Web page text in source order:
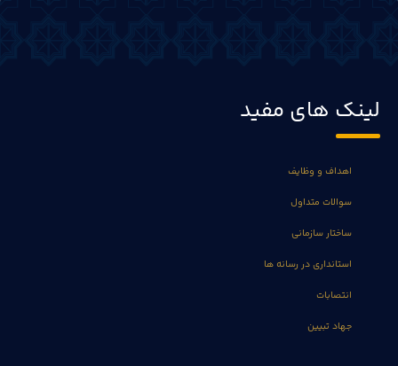
لینک های مفید
اهداف و وظایف
سوالات متداول
ساختار سازمانی
استانداری در رسانه ها
انتصابات
جهاد تبیین